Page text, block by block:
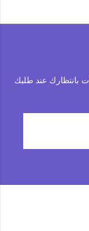
بانتظارك عند طلبك